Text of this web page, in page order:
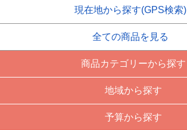
現在地から探す(GPS検索)
全ての商品を見る
商品カテゴリーから探す
地域から探す
予算から探す